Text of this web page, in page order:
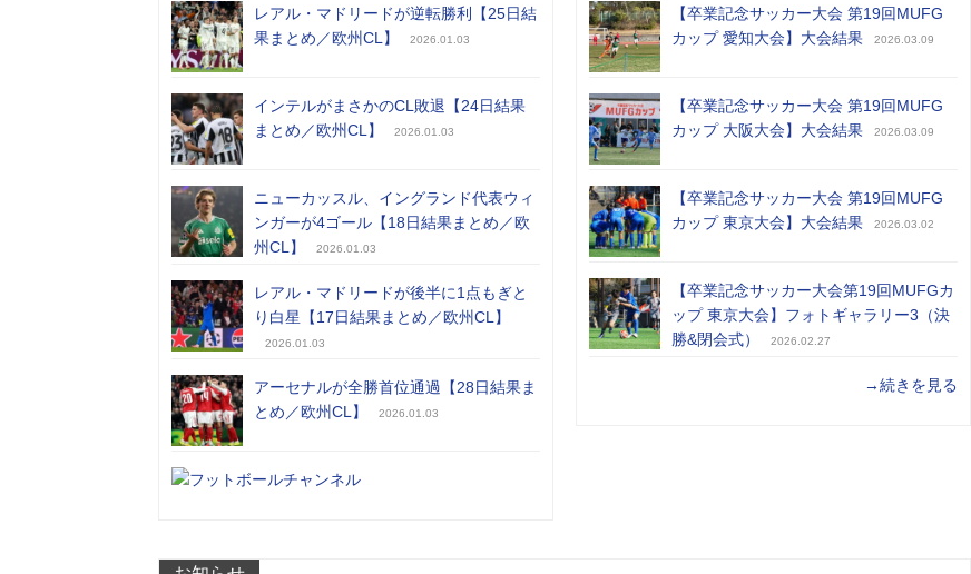
レアル・マドリードが逆転勝利【25日結
果まとめ／欧州CL】
2026.01.03
インテルがまさかのCL敗退【24日結果
まとめ／欧州CL】
2026.01.03
ニューカッスル、イングランド代表ウィ
ンガーが4ゴール【18日結果まとめ／欧
州CL】
2026.01.03
レアル・マドリードが後半に1点もぎと
り白星【17日結果まとめ／欧州CL】
2026.01.03
アーセナルが全勝首位通過【28日結果ま
とめ／欧州CL】
2026.01.03
【卒業記念サッカー大会 第19回MUFG
カップ 愛知大会】大会結果
2026.03.09
【卒業記念サッカー大会 第19回MUFG
カップ 大阪大会】大会結果
2026.03.09
【卒業記念サッカー大会 第19回MUFG
カップ 東京大会】大会結果
2026.03.02
【卒業記念サッカー大会第19回MUFGカ
ップ 東京大会】フォトギャラリー3（決
勝&閉会式）
2026.02.27
→続きを見る